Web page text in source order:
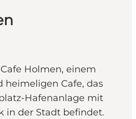
Holmen, einem
Cafe, das
Hafenanlage mit
in der Stadt befindet.